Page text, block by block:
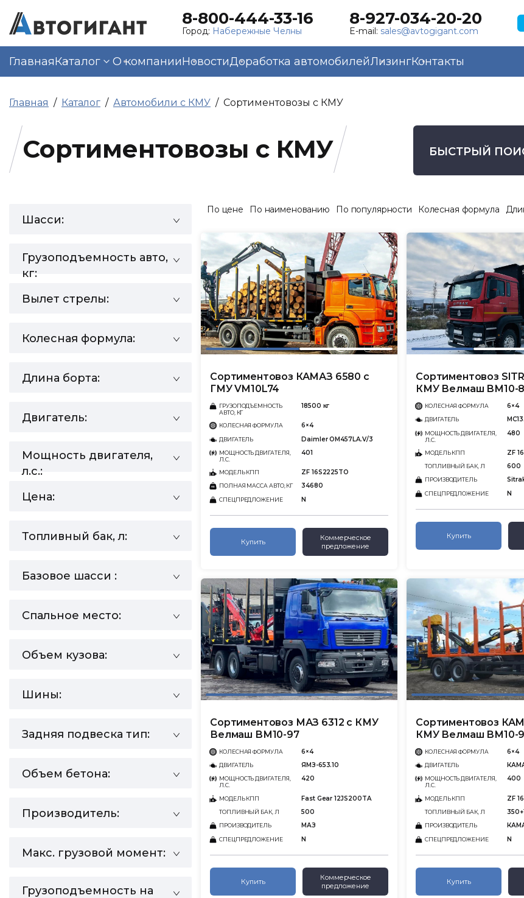
8-800-444-33-16
Город: Набережные Челны
8-927-034-20-20
E-mail: sales@avtogigant.com
ГлавнаяКаталог О компанииНовостиДоработка автомобилейЛизингКонтакты
Главная Каталог Автомобили с КМУ Сортиментовозы с КМУ
Сортиментовозы с КМУ БЫСТРЫЙ
Шасси:
Грузоподъемность авто,
кг:
Вылет стрелы:
Колесная формула:
Длина борта:
Двигатель:
Мощность двигателя,
л.с.:
Цена:
Топливный бак, л:
Базовое шасси :
Спальное место:
Объем кузова:
Шины:
Задняя подвеска тип:
Объем бетона:
Производитель:
Макс. грузовой момент:
Грузоподъемность на
По цене По наименованию По популярности Колесная формула
Сортиментовоз КАМАЗ 6580 с
ГМУ VM10L74
ГРУЗОПОДЪЕМНОСТЬ
АВТО, КГ
18500 кг
КОЛЕСНАЯ ФОРМУЛА 6×4
ДВИГАТЕЛЬ Daimler OM457LA.V/3
МОЩНОСТЬ ДВИГАТЕЛЯ,
Л.С.
401
МОДЕЛЬ КПП ZF 16S2225TO
ПОЛНАЯ МАССА АВТО, КГ 34680
СПЕЦПРЕДЛОЖЕНИЕ N
Купить
Коммерческое
предложение
Сортиментовоз
КМУ Велмаш ВМ10-
КОЛЕСНАЯ ФОРМУЛА 6×4
ДВИГАТЕЛЬ
МОЩНОСТЬ ДВИГАТЕЛЯ,
Л.С.
480
МОДЕЛЬ КПП ZF
ТОПЛИВНЫЙ БАК, Л 600
ПРОИЗВОДИТЕЛЬ
СПЕЦПРЕДЛОЖЕНИЕ N
Купить
Сортиментовоз МАЗ 6312 с КМУ
Велмаш ВМ10-97
КОЛЕСНАЯ ФОРМУЛА 6×4
ДВИГАТЕЛЬ ЯМЗ-653.10
МОЩНОСТЬ ДВИГАТЕЛЯ,
Л.С.
420
МОДЕЛЬ КПП Fast Gear 12JS200TA
ТОПЛИВНЫЙ БАК, Л 500
ПРОИЗВОДИТЕЛЬ МАЗ
СПЕЦПРЕДЛОЖЕНИЕ N
Купить
Коммерческое
предложение
Сортиментовоз
КМУ Велмаш ВМ10-
КОЛЕСНАЯ ФОРМУЛА 6×4
ДВИГАТЕЛЬ
МОЩНОСТЬ ДВИГАТЕЛЯ,
Л.С.
400
МОДЕЛЬ КПП ZF
ТОПЛИВНЫЙ БАК, Л
ПРОИЗВОДИТЕЛЬ
СПЕЦПРЕДЛОЖЕНИЕ N
Купить